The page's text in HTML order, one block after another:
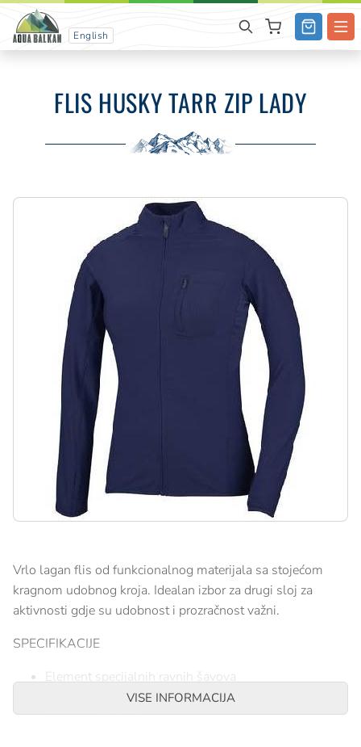
English
FLIS HUSKY TARR ZIP LADY
Vrlo lagan flis od funkcionalnog materijala sa stojećom
kragnom udobnog kroja. Idealan izbor za drugi sloj za
aktivnosti gdje su udobnost i prozračnost važni.
SPECIFIKACIJE
Element specijalnih ravnih šavova
Elastični pleteni umeci za udobnost pri kretanju i
bolju prozračnost
VISE INFORMACIJA